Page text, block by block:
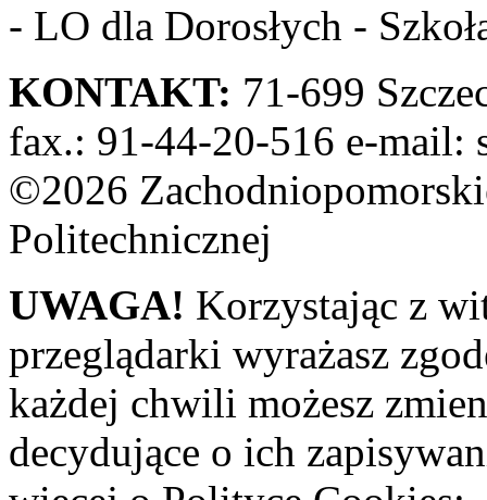
- LO dla Dorosłych -
KONTAKT: 71-699
fax.: 91-44-20-516 e-mail:
©2026
Politechnicznej
UWAGA! Korzystając z
przeglądarki wyrażasz
każdej chwili możesz
decydujące o ich